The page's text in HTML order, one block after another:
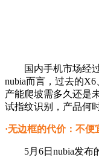
国内手机市场经过
nubia而言，过去的
产能爬坡需多久还是
试指纹识别，产品何
·无边框的代价：不便
5月6日nubia发布的